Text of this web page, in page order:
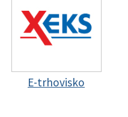
E-trhovisko